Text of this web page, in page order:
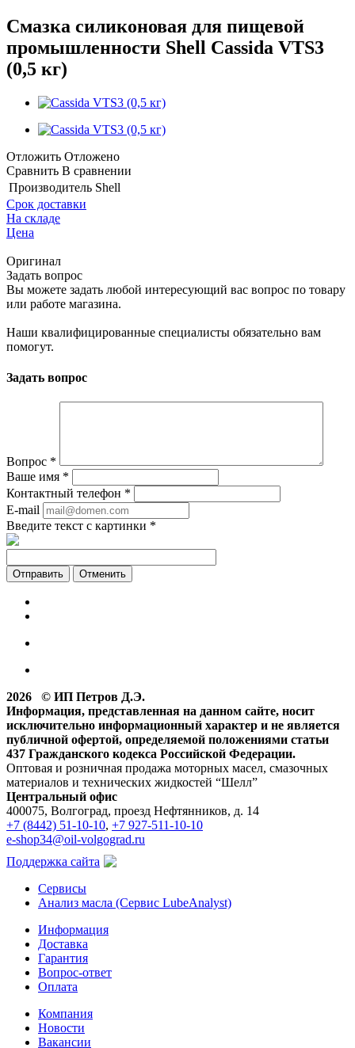
Смазка силиконовая для пищевой
промышленности Shell Cassida VTS3
(0,5 кг)
Отложить Отложено
Сравнить В сравнении
Производитель Shell
Срок доставки
На складе
Цена
Оригинал
Задать вопрос
Вы можете задать любой интересующий вас вопрос по товару
или работе магазина.
Наши квалифицированные специалисты обязательно вам
помогут.
Задать вопрос
Вопрос *
Ваше имя *
Контактный телефон *
E-mail
Введите текст с картинки *
Отменить
2026 © ИП Петров Д.Э.
Информация, представленная на данном сайте, носит
исключительно информационный характер и не является
публичной офертой, определяемой положениями статьи
437 Гражданского кодекса Российской Федерации.
Оптовая и розничная продажа моторных масел, смазочных
материалов и технических жидкостей “Шелл”
Центральный офис
400075, Волгоград, проезд Нефтянников, д. 14
+7 (8442) 51-10-10, +7 927-511-10-10
e-shop34@oil-volgograd.ru
Поддержка сайта
Сервисы
Анализ масла (Сервис LubeAnalyst)
Информация
Доставка
Гарантия
Вопрос-ответ
Оплата
Компания
Новости
Вакансии